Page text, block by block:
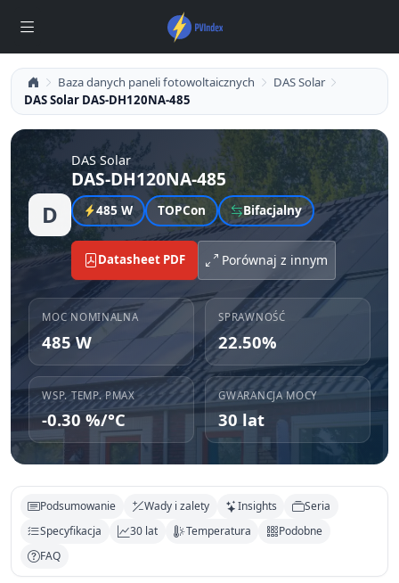
Baza danych paneli fotowoltaicznych
DAS Solar
DAS Solar DAS-DH120NA-485
D
DAS Solar
DAS-DH120NA-485
485 W TOPCon Bifacjalny
Datasheet PDF Porównaj z innym
MOC NOMINALNA
485 W
SPRAWNOŚĆ
22.50%
WSP. TEMP. PMAX
-0.30 %/°C
GWARANCJA MOCY
30 lat
Podsumowanie Wady i zalety Insights
Seria
Specyfikacja
30 lat Temperatura
Podobne
FAQ